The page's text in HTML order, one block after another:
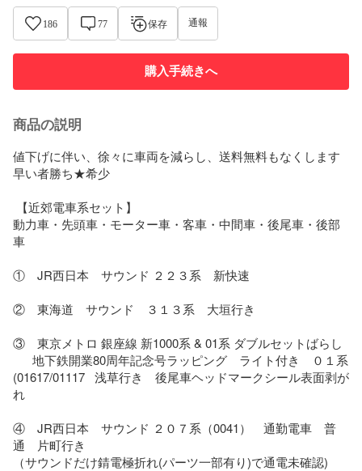
186 77 保存 通報
購入手続きへ
商品の説明
値下げに伴い、徐々に車両を減らし、送料無料もなくします
早い者勝ち★希少
動力車・先頭車・モーター車・客車・中間車・後尾車・後部
車
①　JR西日本　サウンド ２２３系　新快速
②　東海道　サウンド　３１３系　大垣行き
③　東京メトロ 銀座線 新1000系 & 01系 ダブルセットばらし
(01617/01117   浅草行き　後尾車ヘッドマークシール表面剥が
れ
④　JR西日本　サウンド ２０７系（0041）　通勤電車　普
通　片町行き
（サウンドだけ錆電極折れ(パーツ一部有り)で通電未確認)